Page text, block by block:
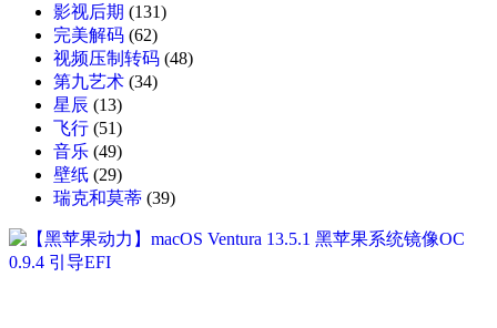
影视后期 (131)
完美解码 (62)
视频压制转码 (48)
第九艺术 (34)
星辰 (13)
飞行 (51)
音乐 (49)
壁纸 (29)
瑞克和莫蒂 (39)